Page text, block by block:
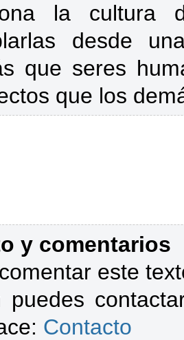
la cultura
desde
que seres
que los
y comentarios
este
puedes
Contacto